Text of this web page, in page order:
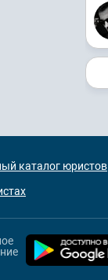
каталог юристов